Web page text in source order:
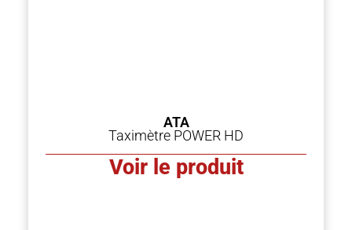
ATA
Taximètre POWER HD
Voir le produit